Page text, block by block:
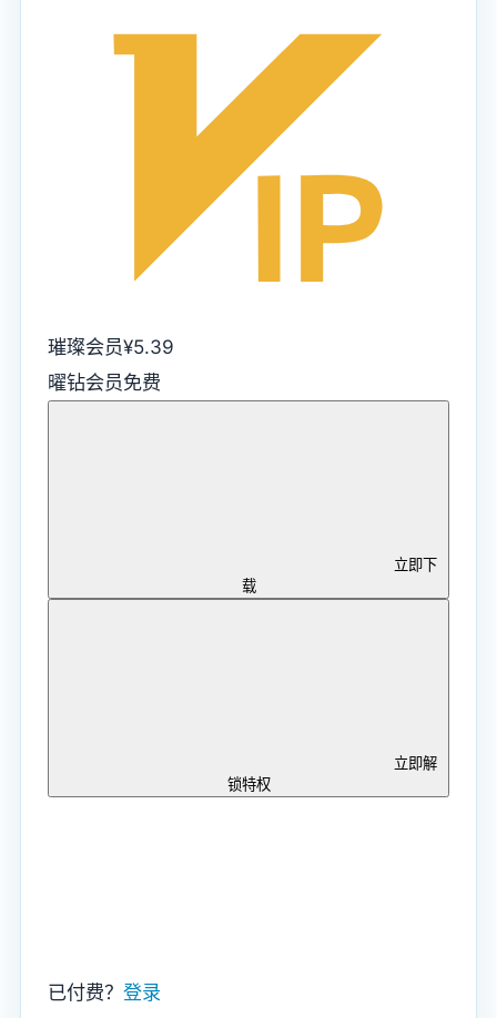
璀璨会员¥5.39
曜钻会员免费
立即下
载
立即解
锁特权
已付费？ 登录